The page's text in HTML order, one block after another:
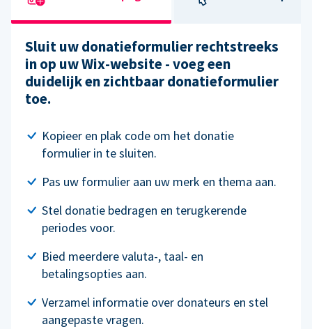
Sluit uw donatieformulier rechtstreeks
in op uw Wix-website - voeg een
duidelijk en zichtbaar donatieformulier
toe.
Kopieer en plak code om het donatie
formulier in te sluiten.
Pas uw formulier aan uw merk en thema aan.
Stel donatie bedragen en terugkerende
periodes voor.
Bied meerdere valuta-, taal- en
betalingsopties aan.
Verzamel informatie over donateurs en stel
aangepaste vragen.